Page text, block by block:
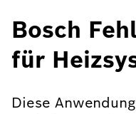
Bosch
für
Diese